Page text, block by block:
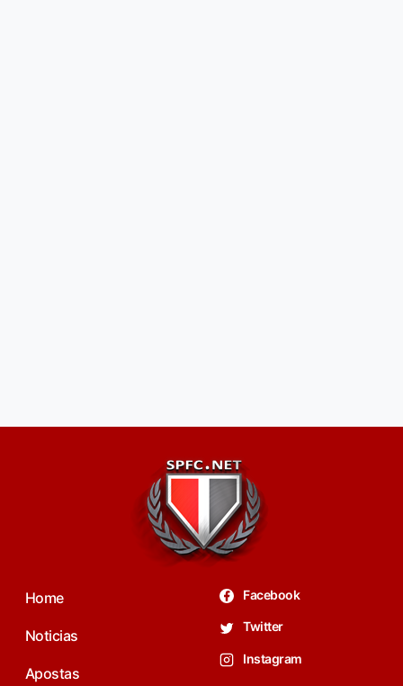
Home
Noticias
Apostas
Facebook
Twitter
Instagram